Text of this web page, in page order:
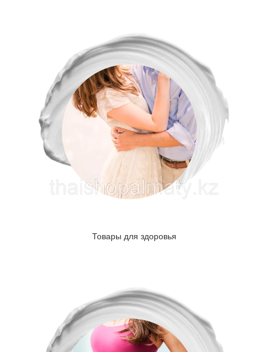
Товары для здоровья